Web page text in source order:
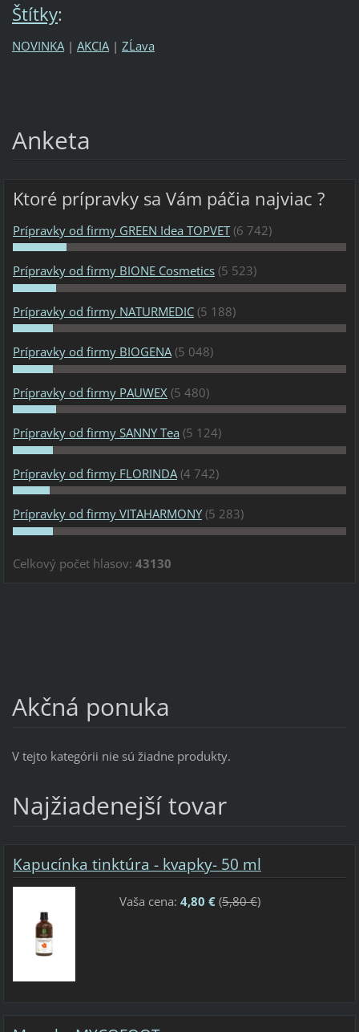
Štítky:
NOVINKA | AKCIA | ZĹava
Anketa
Ktoré prípravky sa Vám páčia najviac ?
Prípravky od firmy GREEN Idea TOPVET (6 742)
Prípravky od firmy BIONE Cosmetics (5 523)
Prípravky od firmy NATURMEDIC (5 188)
Prípravky od firmy BIOGENA (5 048)
Prípravky od firmy PAUWEX (5 480)
Prípravky od firmy SANNY Tea (5 124)
Prípravky od firmy FLORINDA (4 742)
Prípravky od firmy VITAHARMONY (5 283)
Celkový počet hlasov: 43130
Akčná ponuka
V tejto kategórii nie sú žiadne produkty.
Najžiadenejší tovar
Kapucínka tinktúra - kvapky- 50 ml
Vaša cena: 4,80 €(5,80 €)